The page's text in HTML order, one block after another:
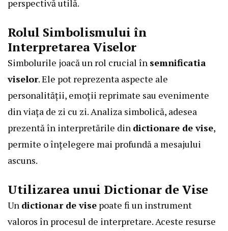
perspectivă utilă.
Rolul Simbolismului în
Interpretarea Viselor
Simbolurile joacă un rol crucial în semnificatia
viselor. Ele pot reprezenta aspecte ale
personalității, emoții reprimate sau evenimente
din viața de zi cu zi. Analiza simbolică, adesea
prezentă în interpretările din dictionare de vise,
permite o înțelegere mai profundă a mesajului
ascuns.
Utilizarea unui Dictionar de Vise
Un dictionar de vise poate fi un instrument
valoros în procesul de interpretare. Aceste resurse